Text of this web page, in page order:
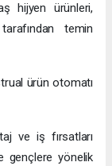
hijyen ürünleri,
temin
ürün otomatı
ve iş fırsatları
gençlere yönelik